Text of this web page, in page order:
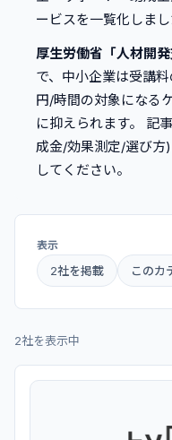
ービスを一覧化しまし
厚生労働省「人材開発
で、中小企業は受講
円/時間の対象になる
に抑えられます。 記
成金/効果測定/選び方
してください。
表示
2社を掲載 このカ
2社を表示中